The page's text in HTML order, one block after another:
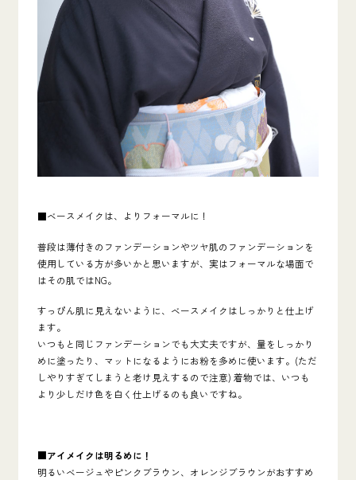
■ベースメイクは、よりフォーマルに！
普段は薄付きのファンデーションやツヤ肌のファンデーションを
使用している方が多いかと思いますが、 実はフォーマルな場面で
はその肌ではNG。
すっぴん肌に見えないように、ベースメイクはしっかりと仕上げ
ます。
いつもと同じファンデーションでも大丈夫ですが、 量をしっかり
めに塗ったり、マットになるようにお粉を多めに使います。 (ただ
しやりすぎてしまうと老け見えするので注意) 着物では、いつも
より少しだけ色を白く仕上げるのも良いですね。
■アイメイクは明るめに！
明るいベージュやピンクブラウン、オレンジブラウンがおすすめ